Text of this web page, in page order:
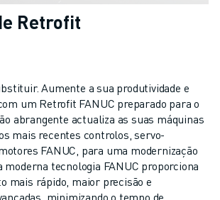
EDUCACIONAL
POR ARCO
Retrofit
Aumente a sua produtividade e
um Retrofit FANUC preparado para o
abrangente actualiza as suas máquinas
mais recentes controlos, servo-
FANUC, para uma modernização
tecnologia FANUC proporciona
mais rápido, maior precisão e
minimizando o tempo de